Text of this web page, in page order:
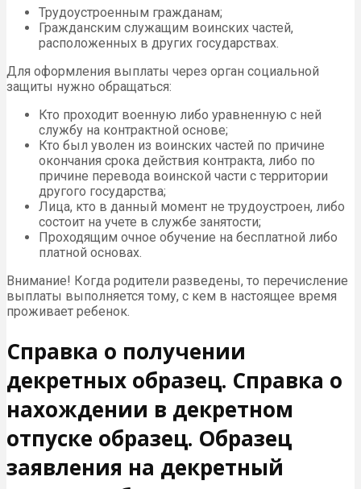
Трудоустроенным гражданам;
Гражданским служащим воинских частей,
расположенных в других государствах.
Для оформления выплаты через орган социальной
защиты нужно обращаться:
Кто проходит военную либо уравненную с ней
службу на контрактной основе;
Кто был уволен из воинских частей по причине
окончания срока действия контракта, либо по
причине перевода воинской части с территории
другого государства;
Лица, кто в данный момент не трудоустроен, либо
состоит на учете в службе занятости;
Проходящим очное обучение на бесплатной либо
платной основах.
Внимание! Когда родители разведены, то перечисление
выплаты выполняется тому, с кем в настоящее время
проживает ребенок.
Справка о получении
декретных образец. Справка о
нахождении в декретном
отпуске образец. Образец
заявления на декретный